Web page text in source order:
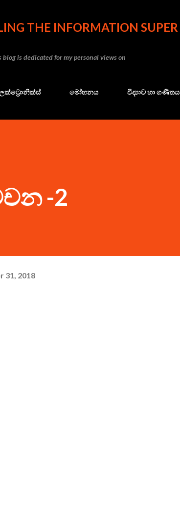
THE INFORMATION SUPER
is dedicated for my personal views on
මෝහනය විද්‍යාව හා ගණිතය
-2
31, 2018